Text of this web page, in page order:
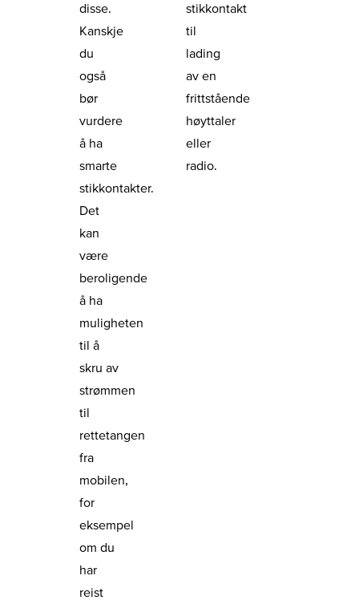
disse.
Kanskje
du
også
bør
vurdere
å ha
smarte
stikkontakter.
Det
kan
være
beroligende
å ha
muligheten
til å
skru av
strømmen
til
rettetangen
fra
mobilen,
for
eksempel
om du
har
reist
stikkontakt
til
lading
av en
frittstående
høyttaler
eller
radio.